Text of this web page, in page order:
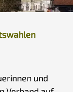
und